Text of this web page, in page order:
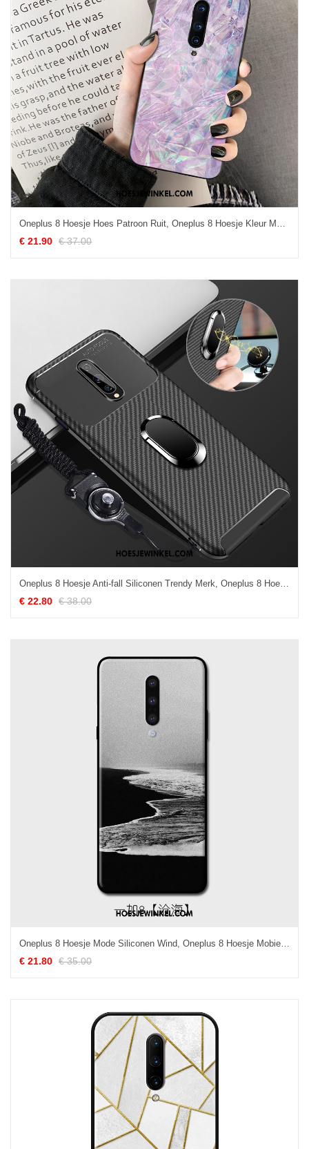
Oneplus 8 Hoesje Hoes Patroon Ruit, Oneplus 8 Hoesje Kleur Mobiele Telefoon
€ 21.90 € 37.00
Oneplus 8 Hoesje Anti-fall Siliconen Trendy Merk, Oneplus 8 Hoesje Schrobben Zwart
€ 22.80 € 38.00
Oneplus 8 Hoesje Mode Siliconen Wind, Oneplus 8 Hoesje Mobiele Telefoon Eenvoudige
€ 21.80 € 35.00